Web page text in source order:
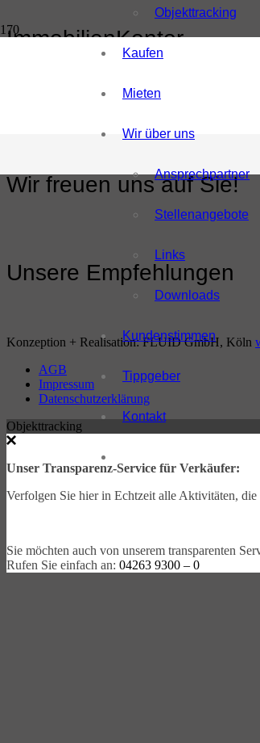
Objekttracking
Kaufen
Mieten
Wir über uns
Ansprechpartner
Stellenangebote
Links
Downloads
Kundenstimmen
Tippgeber
Kontakt
ImmobilienKontor
info@immobilien-kontor.de
Wir freuen uns auf Sie!
Unsere Empfehlungen
Konzeption + Realisation: FLUID GmbH, Köln
AGB
Impressum
Datenschutzerklärung
Objekttracking
Unser Transparenz-Service für Verkäufer:
Verfolgen Sie hier in Echtzeit alle Aktivitäten,
Sie möchten auch von unserem transparenten
Rufen Sie einfach an: 04263 9300 – 0